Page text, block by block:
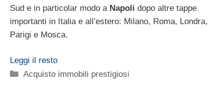
Sud e in particolar modo a Napoli dopo altre tappe
importanti in Italia e all’estero: Milano, Roma, Londra,
Parigi e Mosca.
Leggi il resto
Categorie
Acquisto immobili prestigiosi